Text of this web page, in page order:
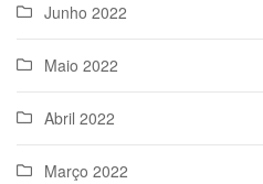
Junho 2022
Maio 2022
Abril 2022
Março 2022